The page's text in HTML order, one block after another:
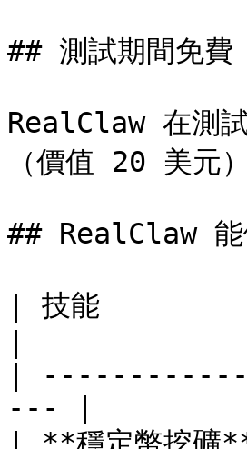
## 測試期間免費
RealClaw 在測
（價值 20 美元
## RealClaw 能
| 技能
|
--- |